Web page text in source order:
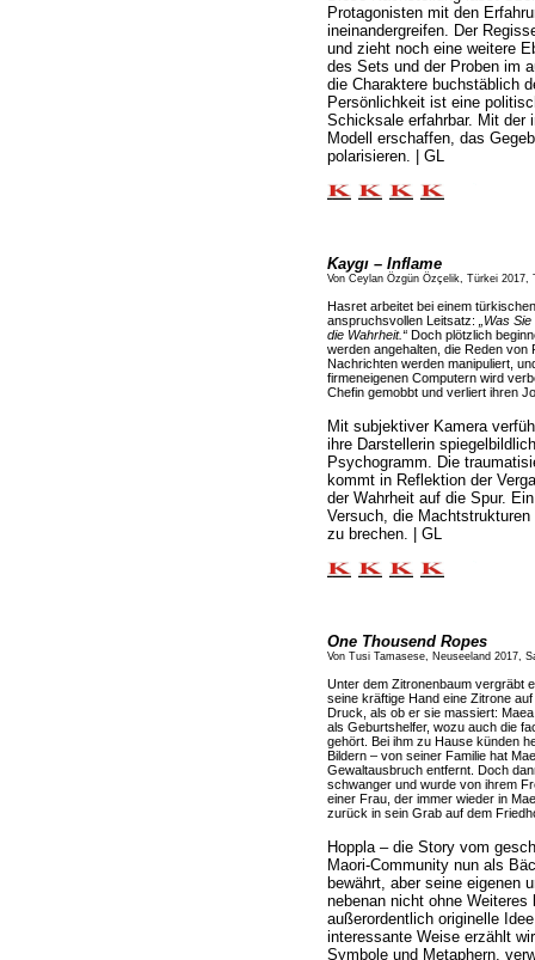
Protagonisten mit den
ineinandergreifen. Der
und zieht noch eine weitere
des Sets und der Proben im
die Charaktere buchstäblich
Persönlichkeit ist eine
Schicksale erfahrbar. Mit der
Modell erschaffen, das
polarisieren. | GL
Kaygı – Inflame
Von Ceylan Özgün Özçelik, Türkei 2017,
Hasret arbeitet bei einem
anspruchsvollen Leitsatz:
„Was
die Wahrheit.“Doch plötzlich
werden angehalten, die Reden von
Nachrichten werden manipuliert,
firmeneigenen Computern wird
Chefin gemobbt und verliert ihren
Mit subjektiver Kamera
ihre Darstellerin
Psychogramm. Die
kommt in Reflektion der
der Wahrheit auf die Spur.
Versuch, die
zu brechen. | GL
One Thousend Ropes
Von Tusi Tamasese, Neuseeland 2017,
Unter dem Zitronenbaum vergräbt
seine kräftige Hand eine Zitrone
Druck, als ob er sie massiert:
als Geburtshelfer, wozu auch die
gehört. Bei ihm zu Hause künden
Bildern – von seiner Familie hat
Gewaltausbruch entfernt. Doch
schwanger und wurde von ihrem
einer Frau, der immer wieder in
zurück in sein Grab auf dem
Hoppla – die Story vom
Maori-Community nun als
bewährt, aber seine eigenen
nebenan nicht ohne
außerordentlich originelle
interessante Weise erzählt
Symbole und Metaphern,